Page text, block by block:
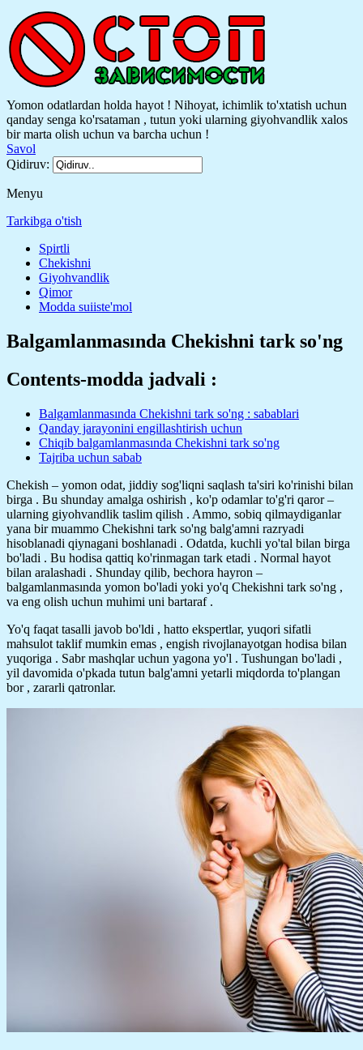
Yomon odatlardan holda hayot ! Nihoyat, ichimlik to'xtatish uchun
qanday senga ko'rsataman , tutun yoki ularning giyohvandlik xalos
bir marta olish uchun va barcha uchun !
Savol
Qidiruv:
Menyu
Tarkibga o'tish
Spirtli
Chekishni
Giyohvandlik
Qimor
Modda suiiste'mol
Balgamlanmasında Chekishni tark so'ng
Contents-modda jadvali :
Balgamlanmasında Chekishni tark so'ng : sabablari
Qanday jarayonini engillashtirish uchun
Chiqib balgamlanmasında Chekishni tark so'ng
Tajriba uchun sabab
Chekish – yomon odat, jiddiy sog'liqni saqlash ta'siri ko'rinishi bilan
birga . Bu shunday amalga oshirish , ko'p odamlar to'g'ri qaror –
ularning giyohvandlik taslim qilish . Ammo, sobiq qilmaydiganlar
yana bir muammo Chekishni tark so'ng balg'amni razryadi
hisoblanadi qiynagani boshlanadi . Odatda, kuchli yo'tal bilan birga
bo'ladi . Bu hodisa qattiq ko'rinmagan tark etadi . Normal hayot
bilan aralashadi . Shunday qilib, bechora hayron –
balgamlanmasında yomon bo'ladi yoki yo'q Chekishni tark so'ng ,
va eng olish uchun muhimi uni bartaraf .
Yo'q faqat tasalli javob bo'ldi , hatto ekspertlar, yuqori sifatli
mahsulot taklif mumkin emas , engish rivojlanayotgan hodisa bilan
yuqoriga . Sabr mashqlar uchun yagona yo'l . Tushungan bo'ladi ,
yil davomida o'pkada tutun balg'amni yetarli miqdorda to'plangan
bor , zararli qatronlar.